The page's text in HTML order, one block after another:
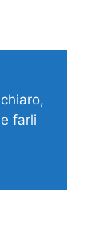
farli